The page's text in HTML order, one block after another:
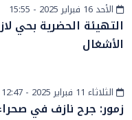
أخبار وطنيةالأحد 16 فبراير 2025 - 15:55
التهيئة الحضرية بحي
الأشغال
أخبار الصحراءالثلاثاء 11 فبراير 2025 - 12:47
زمور: جرح نازف في